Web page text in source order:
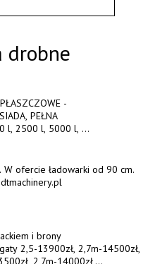
drobne
-
PEŁNA
l, 2500 l, 5000 l,
W ofercie ładowarki od 90 cm.
i brony
2,5-13900zł, 2,7m-14500zł,